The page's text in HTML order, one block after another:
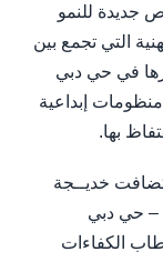
جديدة للنمو
التي تجمع بين
في حي دبي
إبداعية
بها.
خديــجة
– حي دبي
الكفاءات